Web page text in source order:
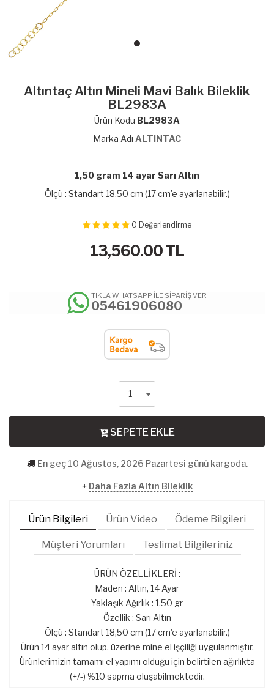
Altıntaç Altın Mineli Mavi Balık Bileklik
BL2983A
Ürün Kodu BL2983A
Marka Adı ALTINTAC
1,50 gram 14 ayar Sarı Altın
Ölçü : Standart 18,50 cm (17 cm'e ayarlanabilir.)
0 Değerlendirme
13,560.00TL
TIKLA WHATSAPP İLE SİPARİŞ VER
05461906080
SEPETE EKLE
En geç 10 Ağustos, 2026 Pazartesi günü kargoda.
+ Daha Fazla Altın Bileklik
Ürün Bilgileri Ürün Video Ödeme Bilgileri
Müşteri Yorumları Teslimat Bilgileriniz
ÜRÜN ÖZELLİKLERİ :
Maden : Altın, 14 Ayar
Yaklaşık Ağırlık : 1,50 gr
Özellik : Sarı Altın
Ölçü : Standart 18,50 cm (17 cm'e ayarlanabilir.)
Ürün 14 ayar altın olup, üzerine mine el işçiliği uygulanmıştır.
Ürünlerimizin tamamı el yapımı olduğu için belirtilen ağırlıkta
(+/-) %10 sapma oluşabilmektedir.